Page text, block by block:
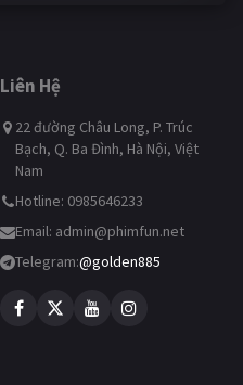
Liên Hệ
22 đường Châu Long, P. Trúc
Bạch, Q. Ba Đình, Hà Nội, Việt
Nam
Hotline: 0985646233
Email: admin@phimfun.net
Telegram:@golden885